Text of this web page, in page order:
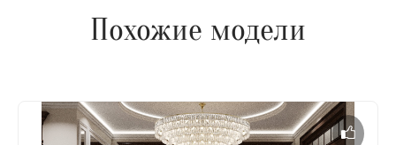
Похожие модели